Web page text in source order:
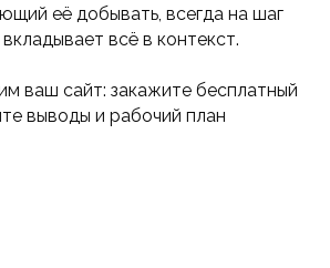
её добывать, всегда на шаг
всё в контекст.
ваш сайт: закажите бесплатный
выводы и рабочий план